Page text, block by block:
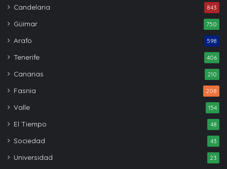
Candelaria 843
Güímar 750
Arafo 598
Tenerife 406
Canarias 210
Fasnia 208
Valle 154
El Tiempo 48
Sociedad 43
Universidad 23